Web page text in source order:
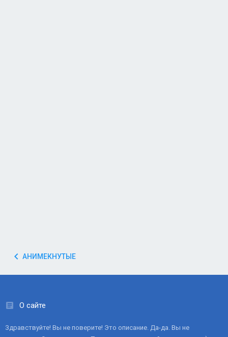
АНИМЕКНУТЫЕ
О сайте
Здравствуйте! Вы не поверите! Это описание. Да-да. Вы не